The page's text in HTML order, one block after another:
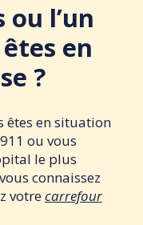
ou l’un
en
?
êtes en situation
ou vous
le plus
connaissez
votrecarrefour